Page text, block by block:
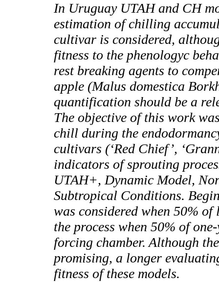
In Uruguay UTAH and CH
estimation of chilling
cultivar is considered,
fitness to the phenologyc
rest breaking agents to
apple (Malus domestica
quantification should be a
The objective of this work
chill during the
cultivars (‘Red Chief’,
indicators of sprouting
UTAH+, Dynamic Model,
Subtropical Conditions.
was considered when 50%
the process when 50% of
forcing chamber. Although
promising, a longer
fitness of these models.